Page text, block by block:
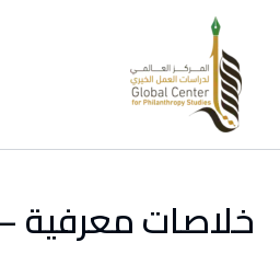
المحتوى
خلاصات معرفية –